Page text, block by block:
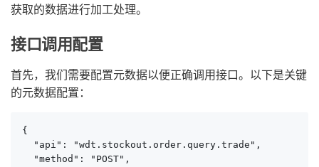
获取的数据进行加工处理。
接口调用配置
首先，我们需要配置元数据以便正确调用接口。以下是关键
的元数据配置：
{
  "api": "wdt.stockout.order.query.trade",
  "method": "POST",